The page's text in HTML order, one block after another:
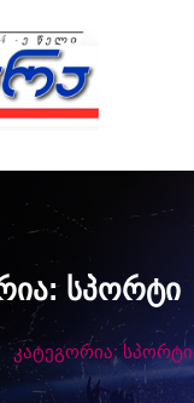
სპორტი
კატეგორია:სპორტი